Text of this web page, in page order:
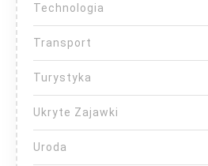
Technologia
Transport
Turystyka
Ukryte Zajawki
Uroda